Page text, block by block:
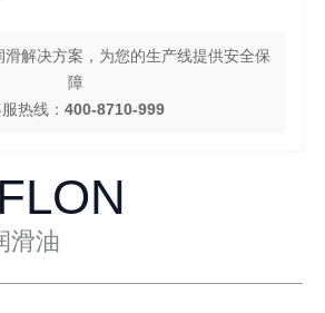
滑解决方案，为您的生产线提供安全保
障
热线： 400-8710-999
滑油